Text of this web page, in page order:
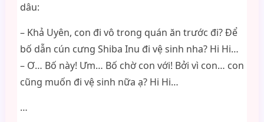
dâu:
– Khả Uyên, con đi vô trong quán ăn trước đi? Để
bố dẫn cún cưng Shiba Inu đi vệ sinh nha? Hi Hi…
– Ơ… Bố này! Ưm… Bố chờ con với! Bởi vì con… con
cũng muốn đi vệ sinh nữa ạ? Hi Hi…
…